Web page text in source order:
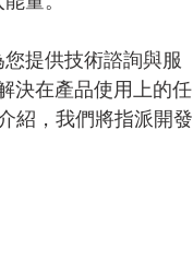
提供技術諮詢與服
決在產品使用上的任
紹，我們將指派開發